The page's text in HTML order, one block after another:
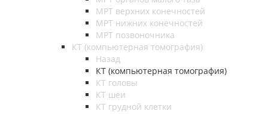
МРТ верхних конечностей
МРТ нижних конечностей
МРТ позвоночника
КТ (компьютерная томография)
Назад
КТ (компьютерная томография)
КТ головы
КТ шеи
КТ грудной клетки